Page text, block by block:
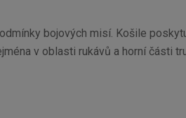
bojových misí. Košile
v oblasti rukávů a horní části